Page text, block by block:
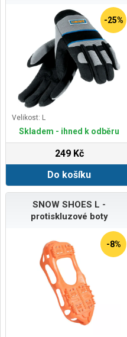
-25%
Velikost: L
Skladem - ihned k odběru
249 Kč
Do košíku
SNOW SHOES L -
protiskluzové boty
-8%